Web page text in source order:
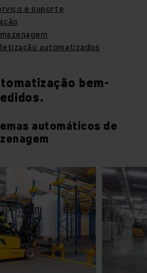
e suporte
automatizados
bem-
automáticos de